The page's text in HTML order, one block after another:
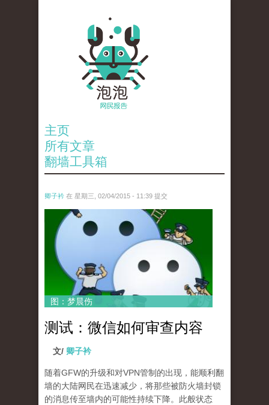
主页
所有文章
翻墙工具箱
卿子衿 在 星期三, 02/04/2015 - 11:39 提交
untitled.jpg
图：梦晨伤
测试：微信如何审查内容
文/ 卿子衿
随着GFW的升级和对VPN管制的出现，能顺利翻
墙的大陆网民在迅速减少，将那些被防火墙封锁
的消息传至墙内的可能性持续下降。此般状态